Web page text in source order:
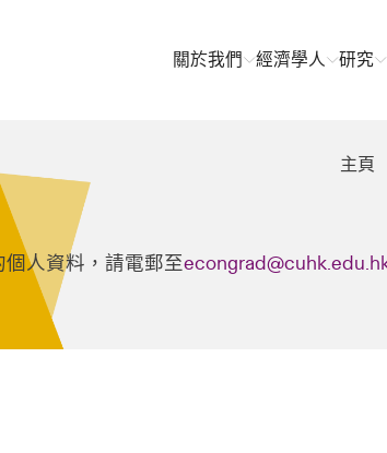
關於我們 經濟學人 研究
主頁
人資料，請電郵至